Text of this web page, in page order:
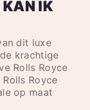
KAN IK
dit luxe
krachtige
Rolls Royce
Royce
op maat